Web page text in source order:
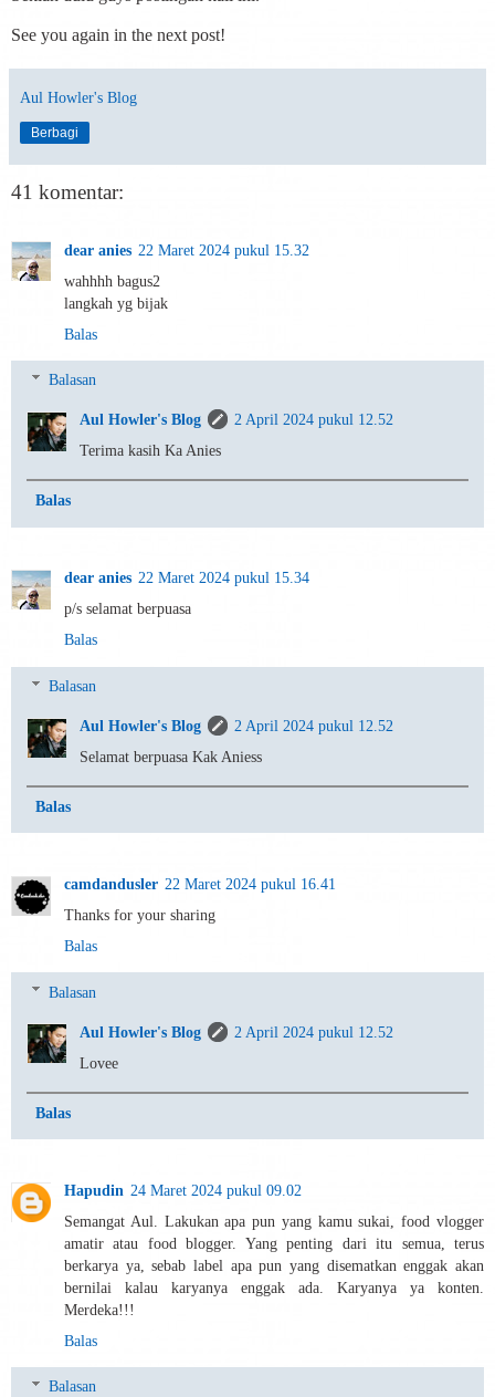
See you again in the next post!
Aul Howler's Blog
Berbagi
41 komentar:
dear anies 22 Maret 2024 pukul 15.32
wahhhh bagus2
langkah yg bijak
Balas
Balasan
Aul Howler's Blog
2 April 2024 pukul 12.52
Terima kasih Ka Anies
Balas
dear anies 22 Maret 2024 pukul 15.34
p/s selamat berpuasa
Balas
Balasan
Aul Howler's Blog
2 April 2024 pukul 12.52
Selamat berpuasa Kak Aniess
Balas
camdandusler 22 Maret 2024 pukul 16.41
Thanks for your sharing
Balas
Balasan
Aul Howler's Blog
2 April 2024 pukul 12.52
Lovee
Balas
Hapudin 24 Maret 2024 pukul 09.02
Semangat Aul. Lakukan apa pun yang kamu sukai, food vlogger
amatir atau food blogger. Yang penting dari itu semua, terus
berkarya ya, sebab label apa pun yang disematkan enggak akan
bernilai kalau karyanya enggak ada. Karyanya ya konten.
Merdeka!!!
Balas
Balasan